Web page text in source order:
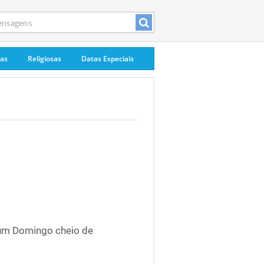
Religiosas Datas Especiais
Domingo cheio de